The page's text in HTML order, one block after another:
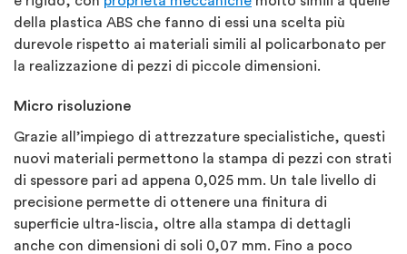
della plastica ABS che fanno di essi una scelta più
durevole rispetto ai materiali simili al policarbonato per
la realizzazione di pezzi di piccole dimensioni.
Micro risoluzione
Grazie all’impiego di attrezzature specialistiche, questi
nuovi materiali permettono la stampa di pezzi con strati
di spessore pari ad appena 0,025 mm. Un tale livello di
precisione permette di ottenere una finitura di
superficie ultra-liscia, oltre alla stampa di dettagli
anche con dimensioni di soli 0,07 mm. Fino a poco